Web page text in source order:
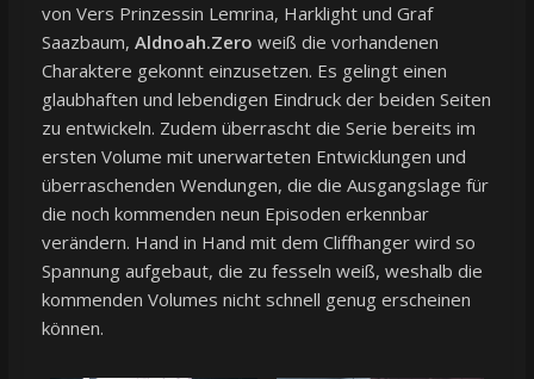
von Vers Prinzessin Lemrina, Harklight und Graf
Saazbaum, Aldnoah.Zero weiß die vorhandenen
Charaktere gekonnt einzusetzen. Es gelingt einen
glaubhaften und lebendigen Eindruck der beiden Seiten
zu entwickeln. Zudem überrascht die Serie bereits im
ersten Volume mit unerwarteten Entwicklungen und
überraschenden Wendungen, die die Ausgangslage für
die noch kommenden neun Episoden erkennbar
verändern. Hand in Hand mit dem Cliffhanger wird so
Spannung aufgebaut, die zu fesseln weiß, weshalb die
kommenden Volumes nicht schnell genug erscheinen
können.